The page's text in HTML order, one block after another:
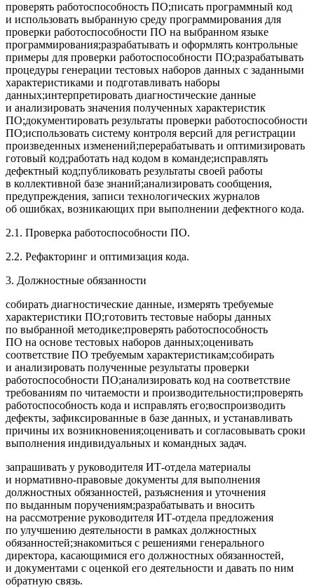
проверять работоспособность ПО;писать программный код
и использовать выбранную среду программирования для
проверки работоспособности ПО на выбранном языке
программирования;разрабатывать и оформлять контрольные
примеры для проверки работоспособности ПО;разрабатывать
процедуры генерации тестовых наборов данных с заданными
характеристиками и подготавливать наборы
данных;интерпретировать диагностические данные
и анализировать значения полученных характеристик
ПО;документировать результаты проверки работоспособности
ПО;использовать систему контроля версий для регистрации
произведенных изменений;перерабатывать и оптимизировать
готовый код;работать над кодом в команде;исправлять
дефектный код;публиковать результаты своей работы
в коллективной базе знаний;анализировать сообщения,
предупреждения, записи технологических журналов
об ошибках, возникающих при выполнении дефектного кода.
2.1. Проверка работоспособности ПО.
2.2. Рефакторинг и оптимизация кода.
3. Должностные обязанности
собирать диагностические данные, измерять требуемые
характеристики ПО;готовить тестовые наборы данных
по выбранной методике;проверять работоспособность
ПО на основе тестовых наборов данных;оценивать
соответствие ПО требуемым характеристикам;собирать
и анализировать полученные результаты проверки
работоспособности ПО;анализировать код на соответствие
требованиям по читаемости и производительности;проверять
работоспособность кода и исправлять его;воспроизводить
дефекты, зафиксированные в базе данных, и устанавливать
причины их возникновения;оценивать и согласовывать сроки
выполнения индивидуальных и командных задач.
запрашивать у руководителя ИТ-отдела материалы
и нормативно-правовые документы для выполнения
должностных обязанностей, разъяснения и уточнения
по выданным поручениям;разрабатывать и вносить
на рассмотрение руководителя ИТ-отдела предложения
по улучшению деятельности в рамках должностных
обязанностей;знакомиться с решениями генерального
директора, касающимися его должностных обязанностей,
и документами с оценкой его деятельности и давать по ним
обратную связь.